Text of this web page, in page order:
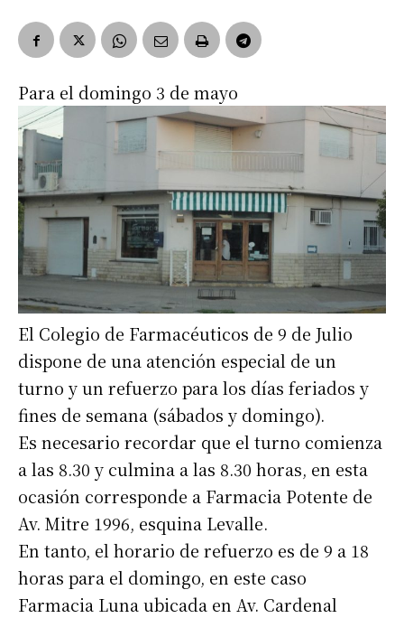
Para el domingo 3 de mayo
El Colegio de Farmacéuticos de 9 de Julio
dispone de una atención especial de un
turno y un refuerzo para los días feriados y
fines de semana (sábados y domingo).
Es necesario recordar que el turno comienza
a las 8.30 y culmina a las 8.30 horas, en esta
ocasión corresponde a Farmacia Potente de
Av. Mitre 1996, esquina Levalle.
En tanto, el horario de refuerzo es de 9 a 18
horas para el domingo, en este caso
Farmacia Luna ubicada en Av. Cardenal